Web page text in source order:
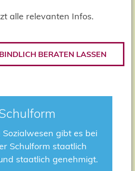
alle relevanten Infos.
BERATEN LASSEN
Sozialwesen gibt es bei
Schulform staatlich
staatlich genehmigt.